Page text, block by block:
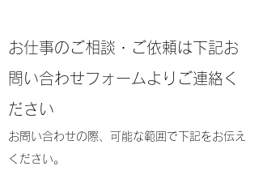
​お仕事のご相談・ご依頼は下記お
問い合わせフォームよりご連絡く
ださい
お問い合わせの際、可能な範囲で下記をお伝え
ください。